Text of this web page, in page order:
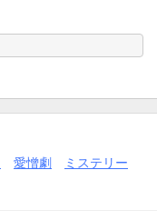
愛憎劇
ミステリー